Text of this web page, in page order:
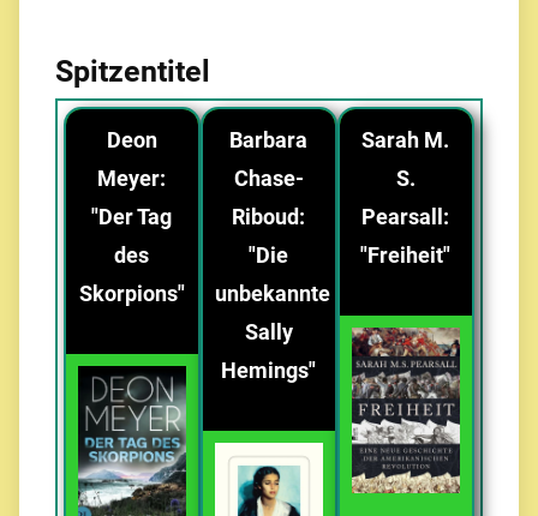
Spitzentitel
Deon
Meyer:
"Der Tag
des
Skorpions"
Barbara
Chase-
Riboud:
"Die
unbekannte
Sally
Hemings"
Sarah M.
S.
Pearsall:
"Freiheit"